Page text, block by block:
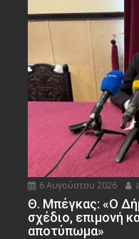
6 Αυγούστου 2026
Θ. Μπέγκας: «Ο
σχέδιο, επιμονή
αποτύπωμα»